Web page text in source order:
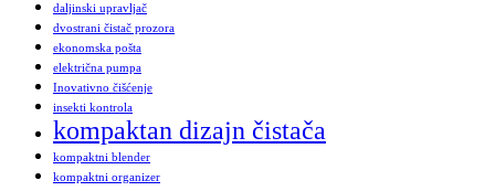
daljinski upravljač
dvostrani čistač prozora
ekonomska pošta
električna pumpa
Inovativno čišćenje
insekti kontrola
kompaktan dizajn čistača
kompaktni blender
kompaktni organizer